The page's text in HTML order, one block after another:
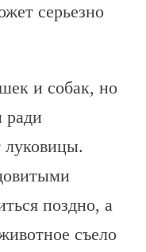
серьезно
и собак, но
ради
луковицы.
поздно, а
съело